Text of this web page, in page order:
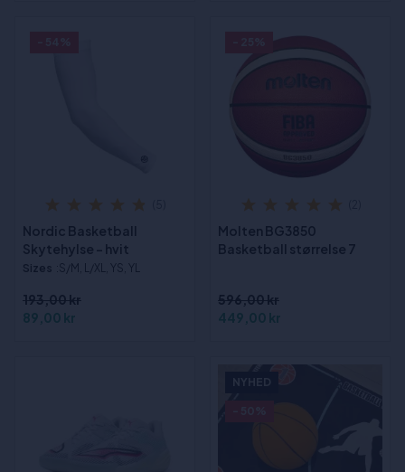
Nordic Basketball
Skytehylse - hvit
Sizes :S/M, L/XL, YS, YL
193,00 kr
89,00 kr
Molten BG3850
Basketball størrelse 7
596,00 kr
449,00 kr
NYHED